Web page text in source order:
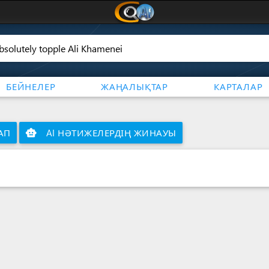
БЕЙНЕЛЕР ЖАҢАЛЫҚТАР КАРТАЛАР
AI НӘТИЖЕЛЕРДІҢ ЖИНАУЫ
smart_toy